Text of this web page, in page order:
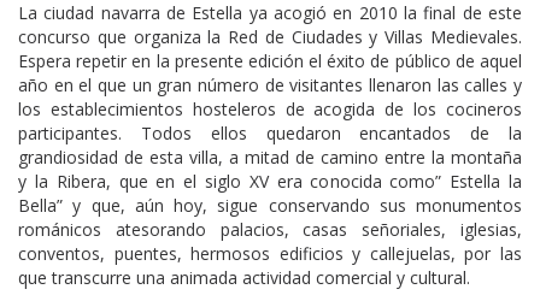
La ciudad navarra de Estella ya acogió en 2010 la final de este
concurso que organiza la Red de Ciudades y Villas Medievales.
Espera repetir en la presente edición el éxito de público de aquel
año en el que un gran número de visitantes llenaron las calles y
los establecimientos hosteleros de acogida de los cocineros
participantes. Todos ellos quedaron encantados de la
grandiosidad de esta villa, a mitad de camino entre la montaña
y la Ribera, que en el siglo XV era conocida como” Estella la
Bella” y que, aún hoy, sigue conservando sus monumentos
románicos atesorando palacios, casas señoriales, iglesias,
conventos, puentes, hermosos edificios y callejuelas, por las
que transcurre una animada actividad comercial y cultural.